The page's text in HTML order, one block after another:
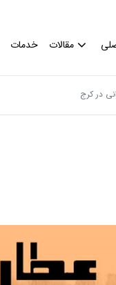
مقالات خدمات
در کرج